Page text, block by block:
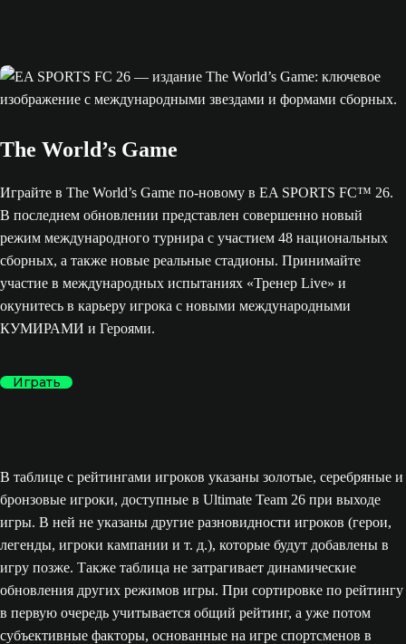
The World’s Game
Играйте в The World’s Game по-новому в EA SPORTS FC™ 26.
В последнем обновлении представлен совершенно новый
режим международного турнира с участием 48 национальных
сборных, а также новые реальные стадионы. Принимайте
участие в международных испытаниях «Тренер Live» и
окунитесь в карьеру игрока с новыми международными
КУМИРАМИ и Героями.
Играть
В таблице с рейтингами игроков указаны золотые, серебряные и
бронзовые игроки, доступные в Ultimate Team 26 при выходе
игры. В ней не указаны другие разновидности игроков (герои,
легенды, игроки кампании и т. д.), которые будут добавлены в
игру позже. Также таблица не затрагивает динамические
обновления других режимов игры. При сортировке по рейтингу
в первую очередь учитывается общий рейтинг, а уже потом
субъективные факторы, основанные на игре спортсменов в